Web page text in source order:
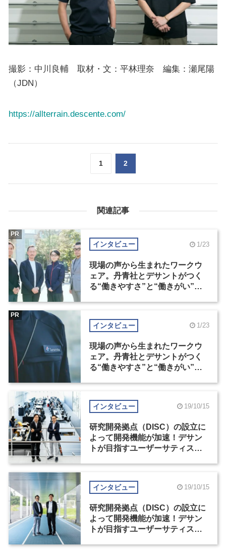
撮影：中川良輔 取材・文：平林理奈 編集：瀬尾陽
（JDN）
https://allterrain.descente.com/
1 2
関連記事
インタビュー 1/23
現場の声から生まれたワークウ
ェア。丹青社とデサントがつく
る“働きやすさ”と“働きがい”の
PR
インタビュー 1/23
現場の声から生まれたワークウ
ェア。丹青社とデサントがつく
る“働きやすさ”と“働きがい”の
PR
インタビュー 19/10/15
研究開発拠点（DISC）の設立に
よって開発機能が加速！デサン
トが目指すユーザーサティスフ
インタビュー 19/10/15
研究開発拠点（DISC）の設立に
よって開発機能が加速！デサン
トが目指すユーザーサティスフ